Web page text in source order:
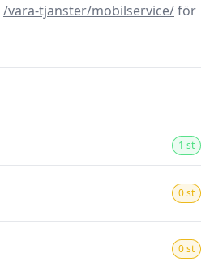
/vara-tjanster/mobilservice/för
1 st
0 st
0 st